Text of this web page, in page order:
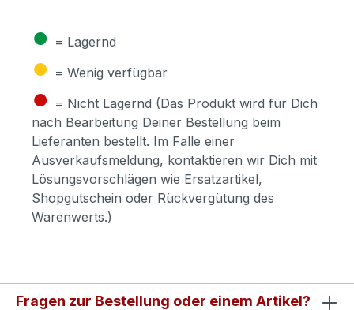
● = Lagernd
● = Wenig verfügbar
● = Nicht Lagernd (Das Produkt wird für Dich
nach Bearbeitung Deiner Bestellung beim
Lieferanten bestellt. Im Falle einer
Ausverkaufsmeldung, kontaktieren wir Dich mit
Lösungsvorschlägen wie Ersatzartikel,
Shopgutschein oder Rückvergütung des
Warenwerts.)
Fragen zur Bestellung oder einem Artikel?